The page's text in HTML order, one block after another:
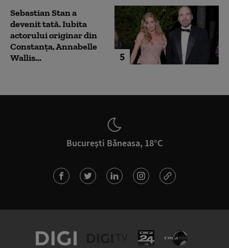
5
Sebastian Stan a
devenit tată. Iubita
actorului originar din
Constanța, Annabelle
Wallis...
București Băneasa, 18°C